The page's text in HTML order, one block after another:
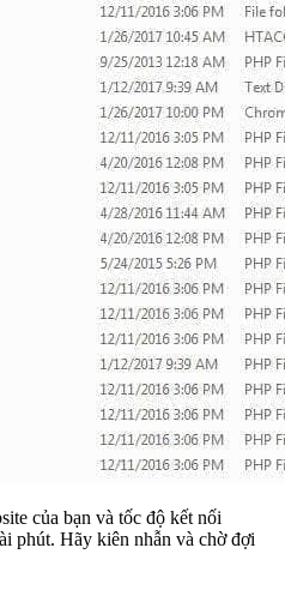
của bạn và tốc độ kết nối
phút. Hãy kiên nhẫn và chờ đợi